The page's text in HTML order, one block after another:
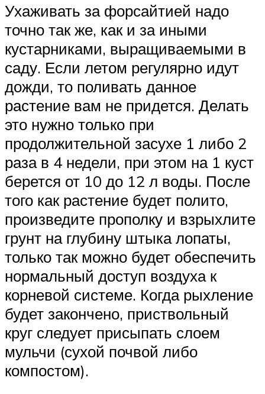
Ухаживать за форсайтией надо
точно так же, как и за иными
кустарниками, выращиваемыми в
саду. Если летом регулярно идут
дожди, то поливать данное
растение вам не придется. Делать
это нужно только при
продолжительной засухе 1 либо 2
раза в 4 недели, при этом на 1 куст
берется от 10 до 12 л воды. После
того как растение будет полито,
произведите прополку и взрыхлите
грунт на глубину штыка лопаты,
только так можно будет обеспечить
нормальный доступ воздуха к
корневой системе. Когда рыхление
будет закончено, приствольный
круг следует присыпать слоем
мульчи (сухой почвой либо
компостом).